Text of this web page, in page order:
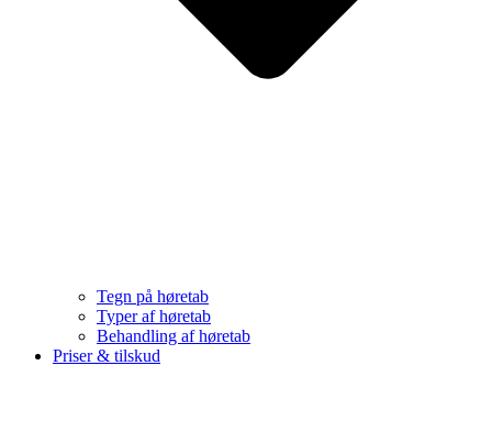
Tegn på høretab
Typer af høretab
Behandling af høretab
Priser & tilskud